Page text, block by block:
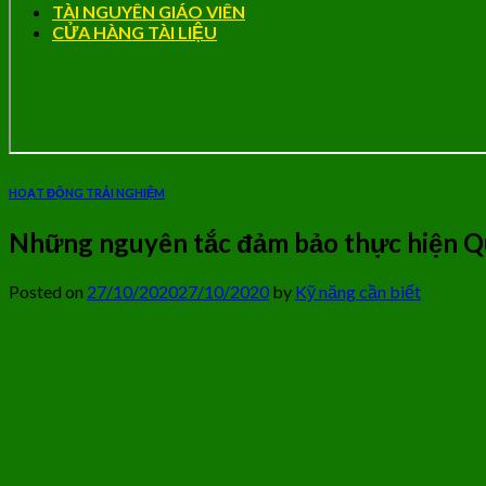
TÀI NGUYÊN GIÁO VIÊN
CỬA HÀNG TÀI LIỆU
HOẠT ĐỘNG TRẢI NGHIỆM
Những nguyên tắc đảm bảo thực hiện
Posted on 27/10/202027/10/2020by Kỹ năng cần biết